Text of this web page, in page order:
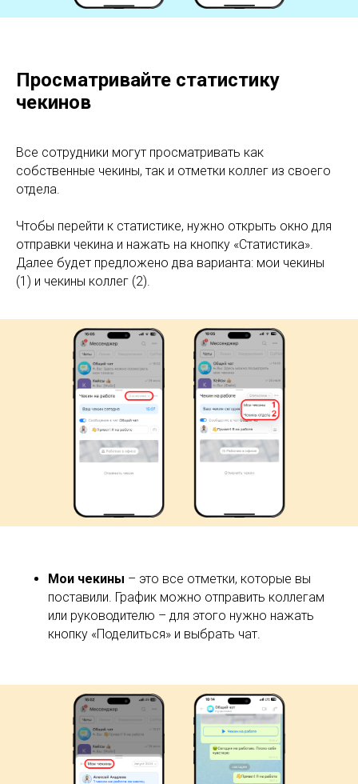
Просматривайте статистику
чекинов
Все сотрудники могут просматривать как
собственные чекины, так и отметки коллег из своего
отдела.
Чтобы перейти к статистике, нужно открыть окно для
отправки чекина и нажать на кнопку «Статистика».
Далее будет предложено два варианта: мои чекины
(1) и чекины коллег (2).
Мои чекины – это все отметки, которые вы
поставили. График можно отправить коллегам
или руководителю – для этого нужно нажать
кнопку «Поделиться» и выбрать чат.